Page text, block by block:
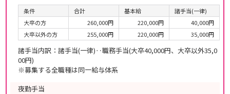
条件 合計 基本給
諸手当(一律)
大卒の方
260,000円 220,000円
40,000円
大卒以外の方
255,000円 220,000円 35,000円
諸手当内訳：諸手当(一律)‥職務手当(大卒40,000円、大卒以外35,0
00円)
※募集する全職種は同一給与体系
夜勤手当